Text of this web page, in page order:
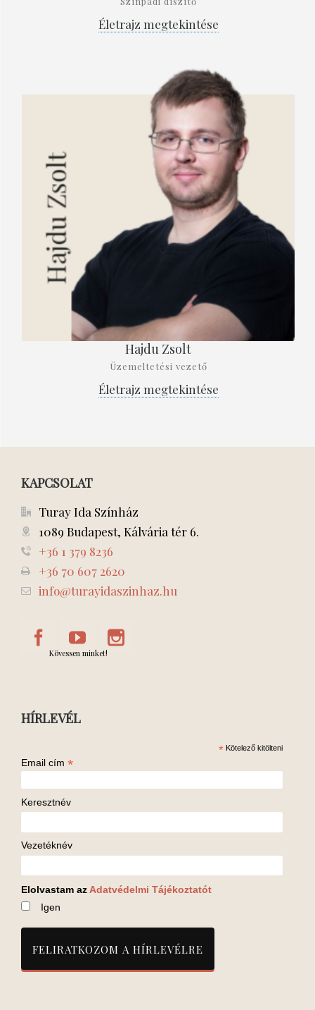
Életrajz megtekintése
Hajdu Zsolt
Üzemeltetési vezető
Életrajz megtekintése
KAPCSOLAT
Turay Ida Színház
1089 Budapest, Kálvária tér 6.
+36 1 379 8236
+36 70 607 2620
info@turayidaszinhaz.hu
Kövessen minket!
HÍRLEVÉL
* Kötelező kitölteni
Email cím *
Keresztnév
Vezetéknév
Elolvastam az Adatvédelmi Tájékoztatót
Igen